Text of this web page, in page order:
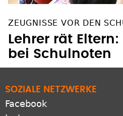
ZEUGNISSE VOR DEN
Lehrer rät Eltern:
SOZIALE NETZWERKE
Facebook